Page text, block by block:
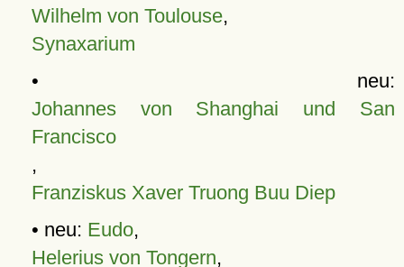
Wilhelm von Toulouse,
Synaxarium
• neu:
Johannes von Shanghai und San
Francisco
,
Franziskus Xaver Truong Buu Diep
• neu: Eudo,
Helerius von Tongern,